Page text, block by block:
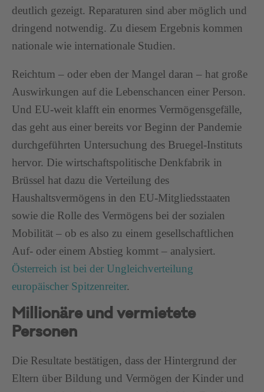
deutlich gezeigt. Reparaturen sind aber möglich und
dringend notwendig. Zu diesem Ergebnis kommen
nationale wie internationale Studien.
Reichtum – oder eben der Mangel daran – hat große
Auswirkungen auf die Lebenschancen einer Person.
Und EU-weit klafft ein enormes Vermögensgefälle,
das geht aus einer bereits vor Beginn der Pandemie
durchgeführten Untersuchung des Bruegel-Instituts
hervor. Die wirtschaftspolitische Denkfabrik in
Brüssel hat dazu die Verteilung des
Haushaltsvermögens in den EU-Mitgliedsstaaten
sowie die Rolle des Vermögens bei der sozialen
Mobilität – ob es also zu einem gesellschaftlichen
Auf- oder einem Abstieg kommt – analysiert.
Österreich ist bei der Ungleichverteilung
europäischer Spitzenreiter.
Millionäre und vermietete
Personen
Die Resultate bestätigen, dass der Hintergrund der
Eltern über Bildung und Vermögen der Kinder und